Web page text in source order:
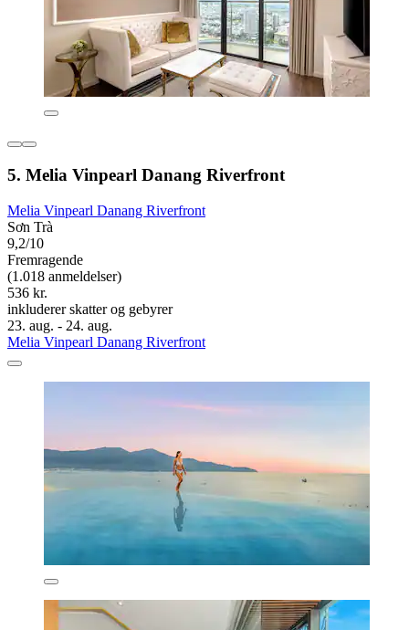
5. Melia Vinpearl Danang Riverfront
Melia Vinpearl Danang Riverfront
Sơn Trà
9,2/10
Fremragende
(1.018 anmeldelser)
536 kr.
inkluderer skatter og gebyrer
23. aug. - 24. aug.
Melia Vinpearl Danang Riverfront